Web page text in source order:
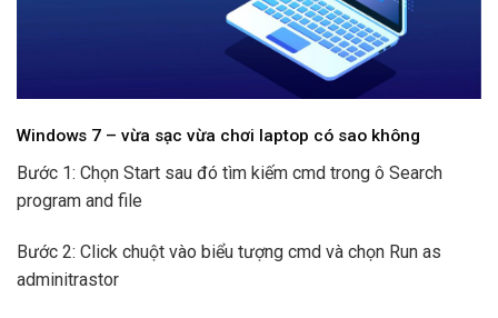
Windows 7 – vừa sạc vừa chơi laptop có sao không
Bước 1: Chọn Start sau đó tìm kiếm cmd trong ô Search
program and file
Bước 2: Click chuột vào biểu tượng cmd và chọn Run as
adminitrastor